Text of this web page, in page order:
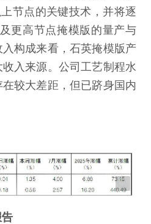
节点的关键技术，并将逐
更高节点掩模版的量产与
构成来看，石英掩模版产
入来源。公司工艺制程水
较大差距，但已跻身国内
告